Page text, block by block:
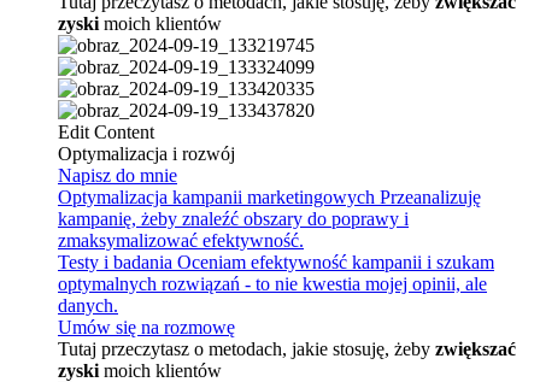
zyski moich klientów
Edit Content
Optymalizacja i rozwój
Napisz do mnie
Optymalizacja kampanii marketingowych Przeanalizuję
kampanię, żeby znaleźć obszary do poprawy i
zmaksymalizować efektywność.
Testy i badania Oceniam efektywność kampanii i szukam
optymalnych rozwiązań - to nie kwestia mojej opinii, ale
danych.
Umów się na rozmowę
Tutaj przeczytasz o metodach, jakie stosuję, żeby zwiększać
zyski moich klientów